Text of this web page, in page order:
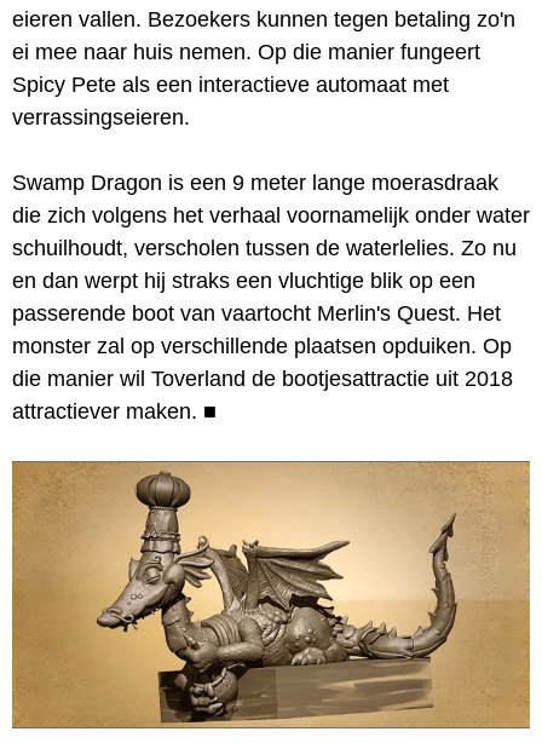
eieren vallen. Bezoekers kunnen tegen betaling zo'n
ei mee naar huis nemen. Op die manier fungeert
Spicy Pete als een interactieve automaat met
verrassingseieren.
Swamp Dragon is een 9 meter lange moerasdraak
die zich volgens het verhaal voornamelijk onder water
schuilhoudt, verscholen tussen de waterlelies. Zo nu
en dan werpt hij straks een vluchtige blik op een
passerende boot van vaartocht Merlin's Quest. Het
monster zal op verschillende plaatsen opduiken. Op
die manier wil Toverland de bootjesattractie uit 2018
attractiever maken. ■